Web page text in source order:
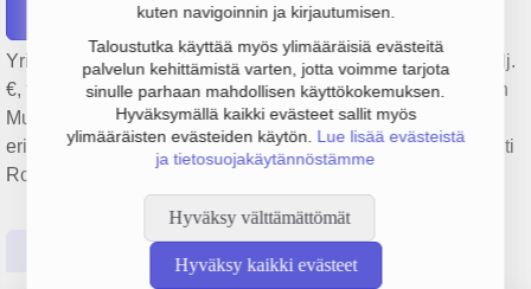
kuten navigoinnin ja kirjautumisen.
Taloustutka käyttää myös ylimääräisiä evästeitä
palvelun kehittämistä varten, jotta voimme tarjota
sinulle parhaan mahdollisen käyttökokemuksen.
Hyväksymällä kaikki evästeet sallit myös
ylimääräisten evästeiden käytön. Lue lisää evästeistä
ja tietosuojakäytännöstämme
Hyväksy välttämättömät
Hyväksy kaikki evästeet
Yrityksen Rovaniemen Turvacenter Oy liikevaihto on 1.4 milj.
€, tulos 123 000 € ja henkilöstömäärä 8. Sen päätoimiala on
Muu rautakauppatavaran, rakennustarvikkeiden ja lasin
erikoistunut vähittäiskauppa, perustamisvuosi 1978 ja sijainti
Rovaniemi. Yrityksen yhtiömuoto Osakeyhtiö (OY).
Päättäjätiedot